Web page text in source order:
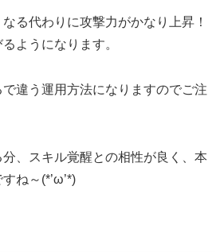
る代わりに攻撃力がかなり上昇！
ようになります。
違う運用方法になりますのでご注
、スキル覚醒との相性が良く、本
ね～(*’ω’*)